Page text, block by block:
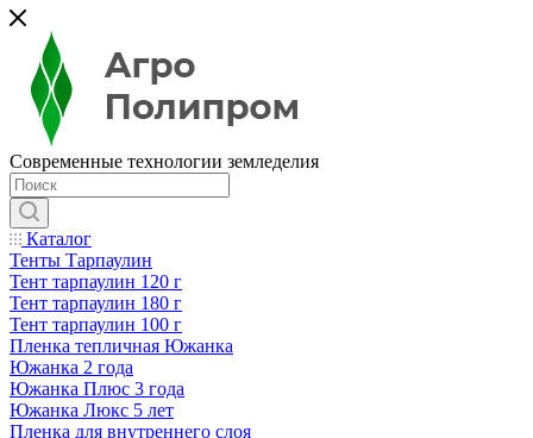
Современные технологии земледелия
Каталог
Тенты Тарпаулин
Тент тарпаулин 120 г
Тент тарпаулин 180 г
Тент тарпаулин 100 г
Пленка тепличная Южанка
Южанка 2 года
Южанка Плюс 3 года
Южанка Люкс 5 лет
Пленка для внутреннего слоя